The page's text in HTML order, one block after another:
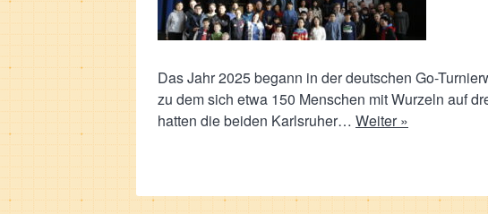
Das Jahr 2025 begann in der deutschen Go-
zu dem sich etwa 150 Menschen mit Wurzeln auf
hatten die beiden Karlsruher… Weiter »